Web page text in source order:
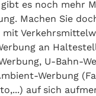
es noch mehr
Machen Sie
an
U-Bahn-
Werbung
auf sich